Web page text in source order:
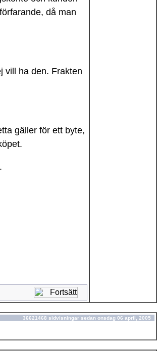
då man
vill ha den. Frakten
gäller för ett byte,
36621468 sidvisningar sedan onsdag 06 april, 2005